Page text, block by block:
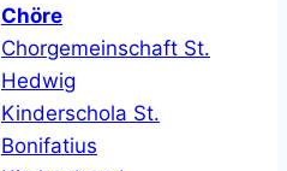
Chöre
Chorgemeinschaft St.
Hedwig
Kinderschola St.
Bonifatius